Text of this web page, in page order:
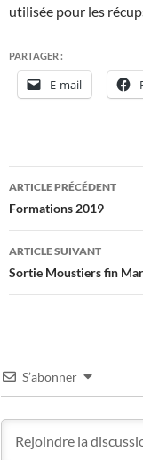
utilisée pour les
PARTAGER :
E-mail
Navigation
des
articles
ARTICLE PRÉCÉDENT
Formations 2019
ARTICLE SUIVANT
Sortie Moustiers fin
S’abonner